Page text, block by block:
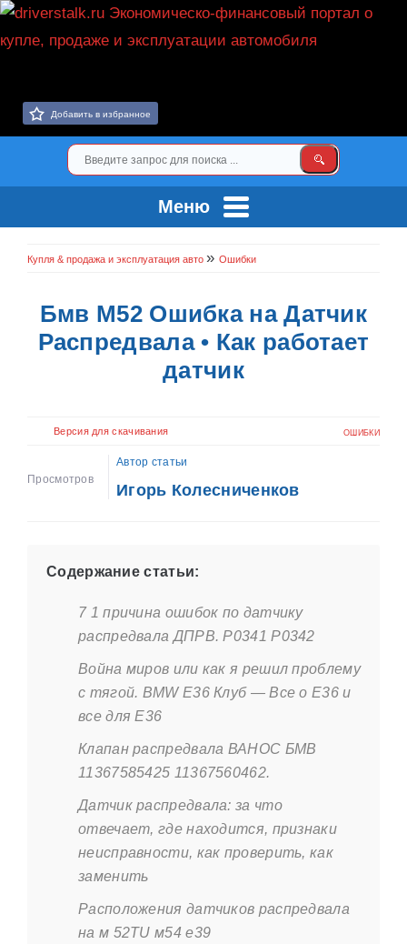
Добавить в избранное
Меню
Купля & продажа и эксплуатация авто » Ошибки
Бмв М52 Ошибка на Датчик
Распредвала • Как работает
датчик
Версия для скачивания ОШИБКИ
Просмотров
Автор статьи
Игорь Колесниченков
Содержание статьи:
7 1 причина ошибок по датчику
распредвала ДПРВ. P0341 P0342
Война миров или как я решил проблему
с тягой. BMW E36 Клуб — Все о Е36 и
все для Е36
Клапан распредвала ВАНОС БМВ
11367585425 11367560462.
Датчик распредвала: за что
отвечает, где находится, признаки
неисправности, как проверить, как
заменить
Расположения датчиков распредвала
на м 52TU м54 е39